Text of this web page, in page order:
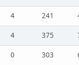
4 241
4 375
0 303